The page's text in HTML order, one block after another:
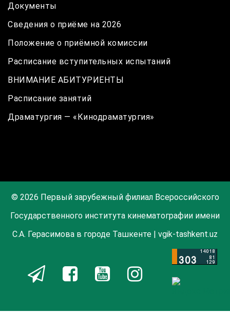
Документы
Сведения о приёме на 2026
Положение о приёмной комиссии
Расписание вступительных испытаний
ВНИМАНИЕ АБИТУРИЕНТЫ
Расписание занятий
Драматургия — «Кинодраматургия»
© 2026 Первый зарубежный филиал Всероссийского
Государственного института кинематографии имени
С.А. Герасимова в городе Ташкенте | vgik-tashkent.uz